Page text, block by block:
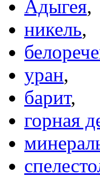
Адыгея,
никель,
уран,
барит,
горная